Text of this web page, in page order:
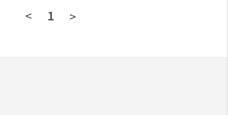
< 1 >